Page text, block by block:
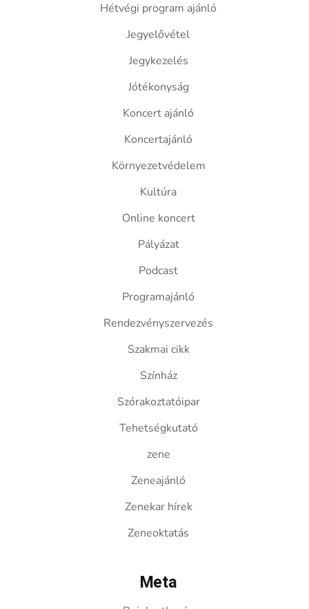
Hétvégi program ajánló
Jegyelővétel
Jegykezelés
Jótékonyság
Koncert ajánló
Koncertajánló
Környezetvédelem
Kultúra
Online koncert
Pályázat
Podcast
Programajánló
Rendezvényszervezés
Szakmai cikk
Színház
Szórakoztatóipar
Tehetségkutató
zene
Zeneajánló
Zenekar hírek
Zeneoktatás
Meta